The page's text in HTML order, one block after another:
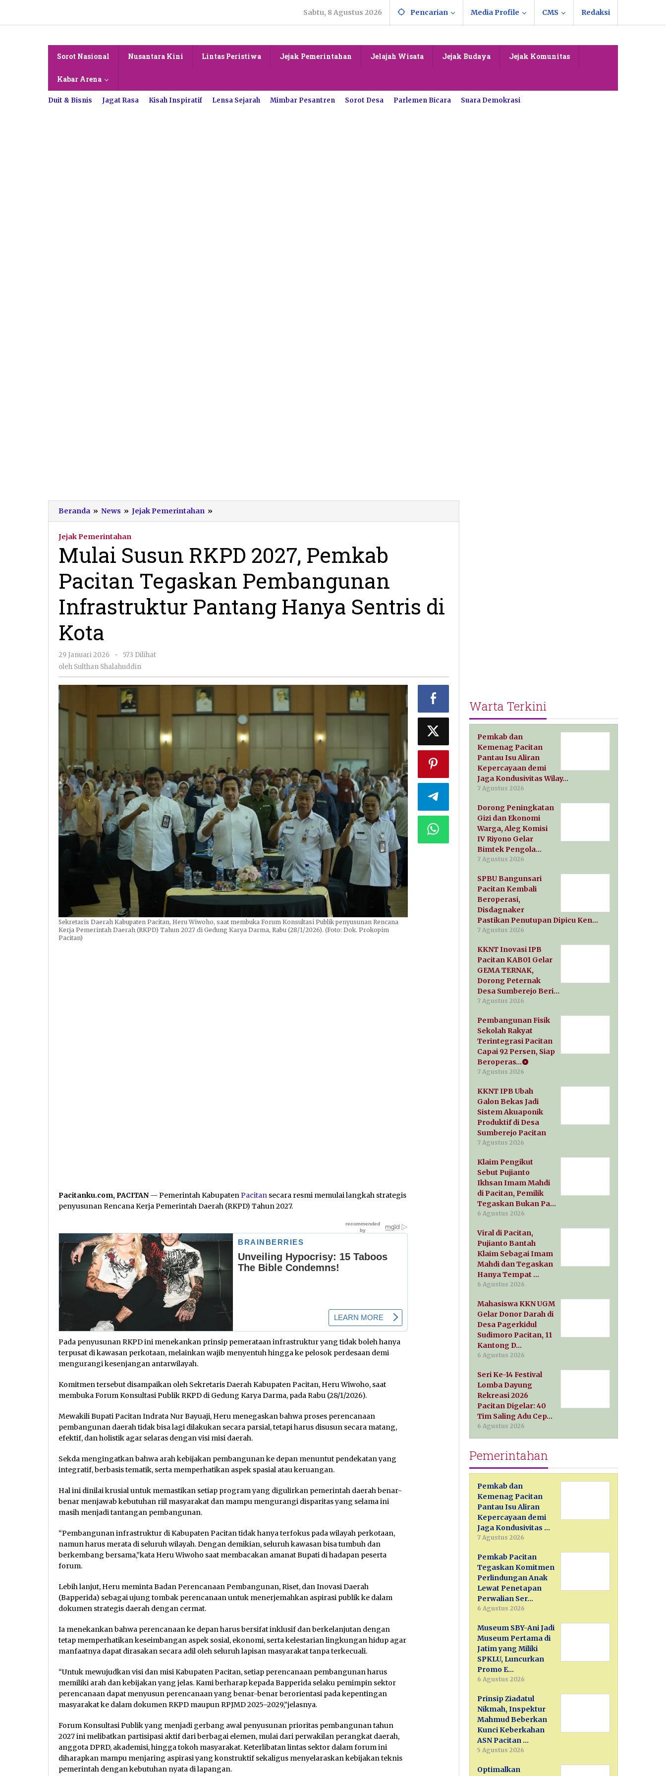
konten
Sabtu, 8 Agustus 2026 Pencarian Media Profile CMS Redaksi
Sorot Nasional Nusantara Kini Lintas Peristiwa Jejak Pemerintahan Jelajah Wisata Jejak Budaya Jejak Komunitas
Kabar Arena
Duit & Bisnis Jagat Rasa Kisah Inspiratif Lensa Sejarah Mimbar Pesantren Sorot Desa Parlemen Bicara Suara Demokrasi
Beranda » News » Jejak Pemerintahan »
Susun
Pemkab
Pacitan
Tegaskan
Pembangunan
Pantang
Hanya
Jejak Pemerintahan
Mulai Susun RKPD 2027, Pemkab
Pacitan Tegaskan Pembangunan
Infrastruktur Pantang Hanya Sentris di
Kota
29 Januari 2026
oleh
Sulthan
-
573 Dilihat
oleh Sulthan Shalahuddin
Sekretaris Daerah Kabupaten Pacitan, Heru Wiwoho, saat membuka Forum Konsultasi Publik penyusunan Rencana
Kerja Pemerintah Daerah (RKPD) Tahun 2027 di Gedung Karya Darma, Rabu (28/1/2026). (Foto: Dok. Prokopim
Pacitan)
Pacitanku.com, PACITAN — Pemerintah Kabupaten Pacitan secara resmi memulai langkah strategis
penyusunan Rencana Kerja Pemerintah Daerah (RKPD) Tahun 2027.
Pada penyusunan RKPD ini menekankan prinsip pemerataan infrastruktur yang tidak boleh hanya
terpusat di kawasan perkotaan, melainkan wajib menyentuh hingga ke pelosok perdesaan demi
mengurangi kesenjangan antarwilayah.
Komitmen tersebut disampaikan oleh Sekretaris Daerah Kabupaten Pacitan, Heru Wiwoho, saat
membuka Forum Konsultasi Publik RKPD di Gedung Karya Darma, pada Rabu (28/1/2026).
Mewakili Bupati Pacitan Indrata Nur Bayuaji, Heru menegaskan bahwa proses perencanaan
pembangunan daerah tidak bisa lagi dilakukan secara parsial, tetapi harus disusun secara matang,
efektif, dan holistik agar selaras dengan visi misi daerah.
Sekda mengingatkan bahwa arah kebijakan pembangunan ke depan menuntut pendekatan yang
integratif, berbasis tematik, serta memperhatikan aspek spasial atau keruangan.
Hal ini dinilai krusial untuk memastikan setiap program yang digulirkan pemerintah daerah benar-
benar menjawab kebutuhan riil masyarakat dan mampu mengurangi disparitas yang selama ini
masih menjadi tantangan pembangunan.
“Pembangunan infrastruktur di Kabupaten Pacitan tidak hanya terfokus pada wilayah perkotaan,
namun harus merata di seluruh wilayah. Dengan demikian, seluruh kawasan bisa tumbuh dan
berkembang bersama,”kata Heru Wiwoho saat membacakan amanat Bupati di hadapan peserta
forum.
Lebih lanjut, Heru meminta Badan Perencanaan Pembangunan, Riset, dan Inovasi Daerah
(Bapperida) sebagai ujung tombak perencanaan untuk menerjemahkan aspirasi publik ke dalam
dokumen strategis daerah dengan cermat.
Ia menekankan bahwa perencanaan ke depan harus bersifat inklusif dan berkelanjutan dengan
tetap memperhatikan keseimbangan aspek sosial, ekonomi, serta kelestarian lingkungan hidup agar
manfaatnya dapat dirasakan secara adil oleh seluruh lapisan masyarakat tanpa terkecuali.
“Untuk mewujudkan visi dan misi Kabupaten Pacitan, setiap perencanaan pembangunan harus
memiliki arah dan kebijakan yang jelas. Kami berharap kepada Bapperida selaku pemimpin sektor
perencanaan dapat menyusun perencanaan yang benar-benar berorientasi pada kepentingan
masyarakat ke dalam dokumen RKPD maupun RPJMD 2025–2029,”jelasnya.
Forum Konsultasi Publik yang menjadi gerbang awal penyusunan prioritas pembangunan tahun
2027 ini melibatkan partisipasi aktif dari berbagai elemen, mulai dari perwakilan perangkat daerah,
anggota DPRD, akademisi, hingga tokoh masyarakat. Keterlibatan lintas sektor dalam forum ini
diharapkan mampu menjaring aspirasi yang konstruktif sekaligus menyelaraskan kebijakan teknis
pemerintah dengan kebutuhan nyata di lapangan.
Warta Terkini
Pemkab dan
Kemenag Pacitan
Pantau Isu Aliran
Kepercayaan demi
Jaga Kondusivitas Wilay…
7 Agustus 2026
Dorong Peningkatan
Gizi dan Ekonomi
Warga, Aleg Komisi
IV Riyono Gelar
Bimtek Pengola…
7 Agustus 2026
SPBU Bangunsari
Pacitan Kembali
Beroperasi,
Disdagnaker
Pastikan Penutupan Dipicu Ken…
7 Agustus 2026
KKNT Inovasi IPB
Pacitan KAB01 Gelar
GEMA TERNAK,
Dorong Peternak
Desa Sumberejo Beri…
7 Agustus 2026
Pembangunan Fisik
Sekolah Rakyat
Terintegrasi Pacitan
Capai 92 Persen, Siap
Beroperas…
7 Agustus 2026
KKNT IPB Ubah
Galon Bekas Jadi
Sistem Akuaponik
Produktif di Desa
Sumberejo Pacitan
7 Agustus 2026
Klaim Pengikut
Sebut Pujianto
Ikhsan Imam Mahdi
di Pacitan, Pemilik
Tegaskan Bukan Pa…
6 Agustus 2026
Viral di Pacitan,
Pujianto Bantah
Klaim Sebagai Imam
Mahdi dan Tegaskan
Hanya Tempat …
6 Agustus 2026
Mahasiswa KKN UGM
Gelar Donor Darah di
Desa Pagerkidul
Sudimoro Pacitan, 11
Kantong D…
6 Agustus 2026
Seri Ke-14 Festival
Lomba Dayung
Rekreasi 2026
Pacitan Digelar: 40
Tim Saling Adu Cep…
6 Agustus 2026
Pemerintahan
Pemkab dan
Kemenag Pacitan
Pantau Isu Aliran
Kepercayaan demi
Jaga Kondusivitas …
7 Agustus 2026
Pemkab Pacitan
Tegaskan Komitmen
Perlindungan Anak
Lewat Penetapan
Perwalian Ser…
6 Agustus 2026
Museum SBY-Ani Jadi
Museum Pertama di
Jatim yang Miliki
SPKLU, Luncurkan
Promo E…
6 Agustus 2026
Prinsip Ziadatul
Nikmah, Inspektur
Mahmud Beberkan
Kunci Keberkahan
ASN Pacitan …
5 Agustus 2026
Optimalkan